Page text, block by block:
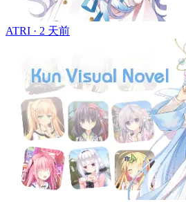
ATRI · 2 天前